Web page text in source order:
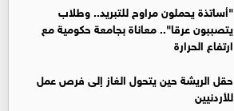
"أساتذة يحملون مراوح للتبريد.. وطلاب
يتصببون عرقا".. معاناة بجامعة حكومية مع
ارتفاع الحرارة
حقل الريشة حين يتحول الغاز إلى فرص عمل
للأردنيين